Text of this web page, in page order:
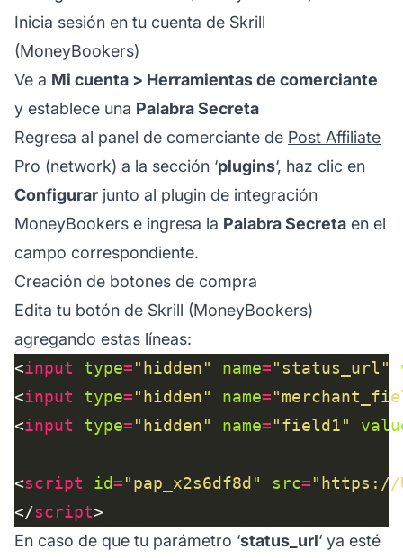
Inicia sesión en tu cuenta de Skrill
(MoneyBookers)
Ve a Mi cuenta > Herramientas de comerciante
y establece una Palabra Secreta
Regresa al panel de comerciante de Post Affiliate
Pro (network) a la sección ‘plugins‘, haz clic en
Configurar junto al plugin de integración
MoneyBookers e ingresa la Palabra Secreta en el
campo correspondiente.
Creación de botones de compra
Edita tu botón de Skrill (MoneyBookers)
agregando estas líneas:
<input type="hidden" name="status_url"
<input type="hidden" name=
<input type="hidden" name="field1"
<script id="pap_x2s6df8d" src="https://
</script
En caso de que tu parámetro ‘status_url‘ ya esté